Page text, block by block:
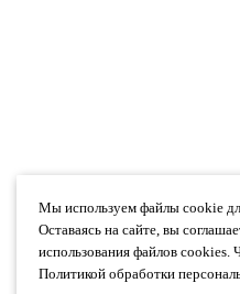
Мы используем файлы cookie
Оставаясь на сайте, вы
использования файлов cookies.
Политикой обработки